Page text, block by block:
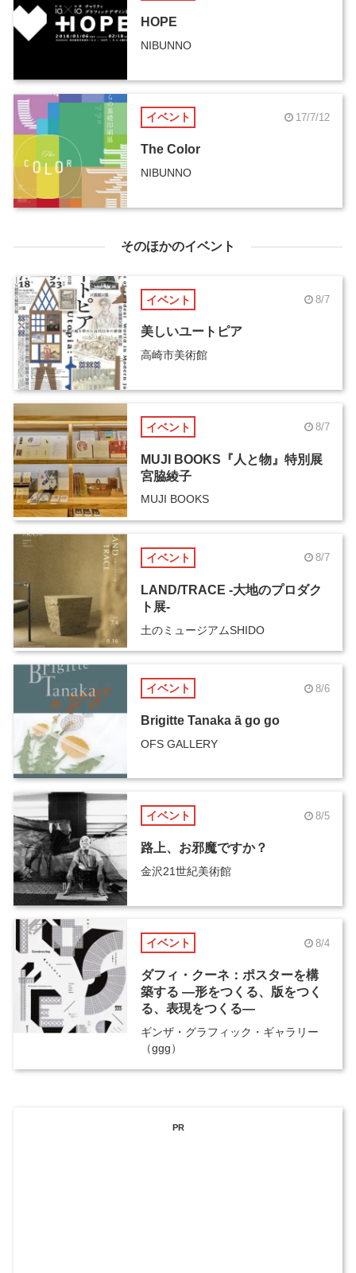
HOPE
NIBUNNO
イベント 17/7/12
The Color
NIBUNNO
そのほかのイベント
イベント 8/7
美しいユートピア
高崎市美術館
イベント 8/7
MUJI BOOKS『人と物』特別展
宮脇綾子
MUJI BOOKS
イベント 8/7
LAND/TRACE -大地のプロダク
ト展-
土のミュージアムSHIDO
イベント 8/6
Brigitte Tanaka ā go go
OFS GALLERY
イベント 8/5
路上、お邪魔ですか？
金沢21世紀美術館
イベント 8/4
ダフィ・クーネ：ポスターを構
築する ―形をつくる、版をつく
る、表現をつくる―
ギンザ・グラフィック・ギャラリー
（ggg）
PR